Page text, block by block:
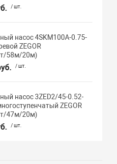
/ шт.
насос 4SKM100A-0.75-
ZEGOR
58м/20м)
/ шт.
насос 3ZED2/45-0.52-
ZEGOR
47м/20м)
/ шт.